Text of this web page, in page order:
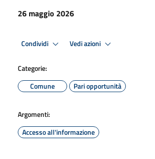
26 maggio 2026
Condividi Vedi azioni
Categorie:
Comune
Pari opportunità
Argomenti:
Accesso all'informazione